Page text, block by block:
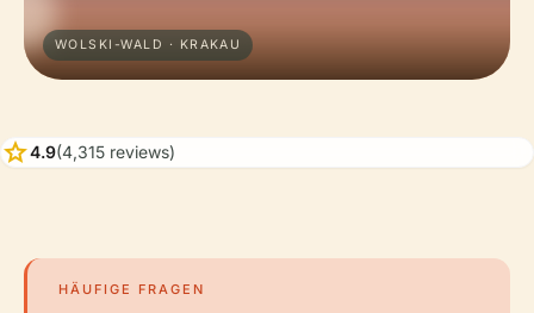
WOLSKI-WALD · KRAKAU
star4.9(4,315 reviews)
HÄUFIGE FRAGEN